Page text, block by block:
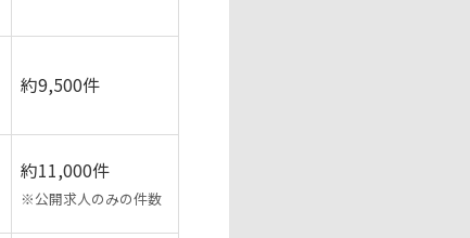
約9,500件
約11,000件
※公開求人のみの件数